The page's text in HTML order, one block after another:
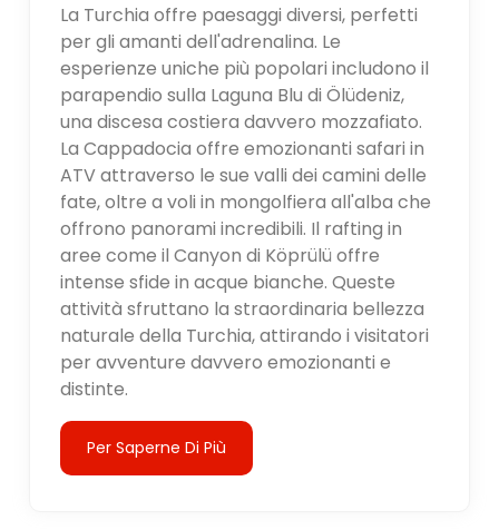
La Turchia offre paesaggi diversi, perfetti
per gli amanti dell'adrenalina. Le
esperienze uniche più popolari includono il
parapendio sulla Laguna Blu di Ölüdeniz,
una discesa costiera davvero mozzafiato.
La Cappadocia offre emozionanti safari in
ATV attraverso le sue valli dei camini delle
fate, oltre a voli in mongolfiera all'alba che
offrono panorami incredibili. Il rafting in
aree come il Canyon di Köprülü offre
intense sfide in acque bianche. Queste
attività sfruttano la straordinaria bellezza
naturale della Turchia, attirando i visitatori
per avventure davvero emozionanti e
distinte.
Per Saperne Di Più